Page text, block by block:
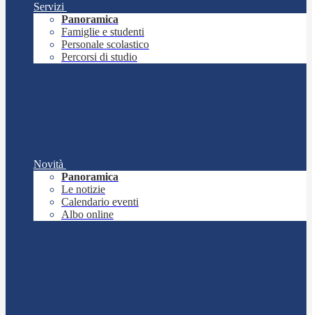
Servizi
Panoramica
Famiglie e studenti
Personale scolastico
Percorsi di studio
Novità
Panoramica
Le notizie
Calendario eventi
Albo online